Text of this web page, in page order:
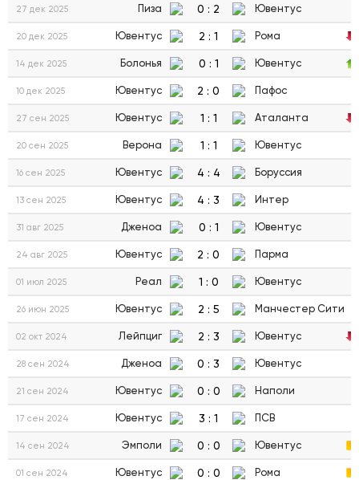
27 дек 2025 Пиза 0 : 2 Ювентус
20 дек 2025 Ювентус 2 : 1 Рома
14 дек 2025 Болонья 0 : 1 Ювентус
10 дек 2025 Ювентус 2 : 0 Пафос
27 сен 2025 Ювентус 1 : 1 Аталанта
20 сен 2025 Верона 1 : 1 Ювентус
16 сен 2025 Ювентус 4 : 4 Боруссия
13 сен 2025 Ювентус 4 : 3 Интер
31 авг 2025 Дженоа 0 : 1 Ювентус
24 авг 2025 Ювентус 2 : 0 Парма
01 июл 2025 Реал 1 : 0 Ювентус
26 июн 2025 Ювентус 2 : 5 Манчестер Сити
02 окт 2024 Лейпциг 2 : 3 Ювентус
28 сен 2024 Дженоа 0 : 3 Ювентус
21 сен 2024 Ювентус 0 : 0 Наполи
17 сен 2024 Ювентус 3 : 1 ПСВ
14 сен 2024 Эмполи 0 : 0 Ювентус
01 сен 2024 Ювентус 0 : 0 Рома